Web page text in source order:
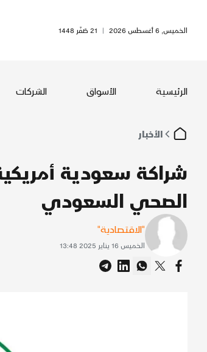
الخميس, 6 أغسطس 2026 | 21 صَفَر 1448
الرئيسية الأسواق الشركات
الأخبار
الصحي السعودي
"الاقتصادية"
الخميس 16 يناير 2025 13:48